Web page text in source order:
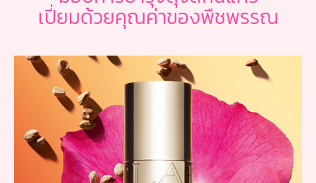
เปี่ยมด้วยคุณค่าของพืชพรรณ